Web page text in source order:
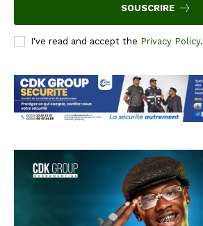
SOUSCRIRE
I've read and accept the Privacy Policy.